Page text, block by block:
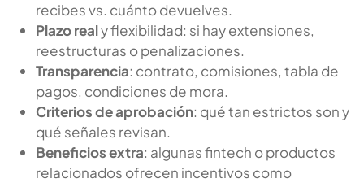
recibes vs. cuánto devuelves.
Plazo realy flexibilidad: si hay extensiones,
reestructuras o penalizaciones.
Transparencia: contrato, comisiones, tabla de
pagos, condiciones de mora.
Criterios de aprobación: qué tan estrictos son y
qué señales revisan.
Beneficios extra: algunas fintech o productos
relacionados ofrecen incentivos como